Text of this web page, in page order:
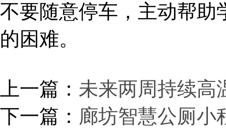
不要随意停车，主动帮助
的困难。
上一篇： 未来两周持续高
下一篇： 廊坊智慧公厕小